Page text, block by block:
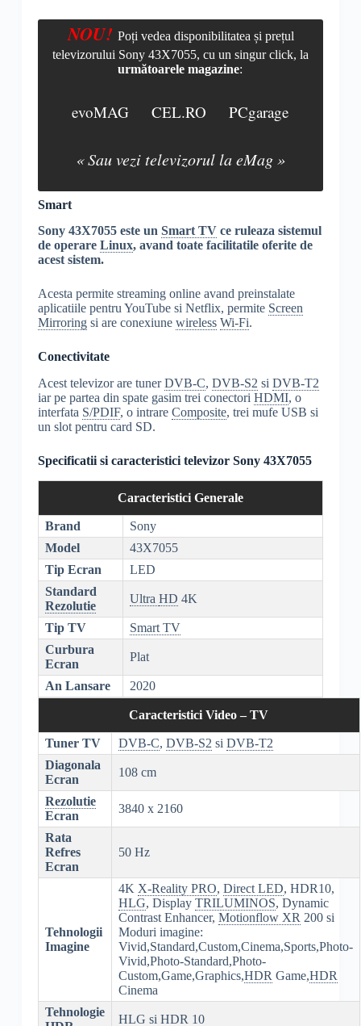
NOU! Poți vedea disponibilitatea și prețul
televizorului Sony 43X7055, cu un singur click, la
următoarele magazine:
evoMAG CEL.RO PCgarage
« Sau vezi televizorul la eMag »
Smart
Sony 43X7055 este un Smart TVce ruleaza sistemul
de operare Linux, avand toate facilitatile oferite de
acest sistem.
Acesta permite streaming online avand preinstalate
aplicatiile pentru YouTube si Netflix, permite Screen
Mirroringsi are conexiune wireless Wi-Fi.
Conectivitate
Acest televizor are tunerDVB-C, DVB-S2 si DVB-T2
iar pe partea din spate gasim trei conectori HDMI, o
interfata S/PDIF, o intrare Composite, trei mufe USB si
un slot pentru card SD.
Specificatii si caracteristici televizor Sony 43X7055
Caracteristici Generale
Brand
Sony
Model
43X7055
Tip Ecran
LED
Standard
Rezolutie
Ultra HD 4K
Tip TV
Smart TV
Curbura
Ecran
Plat
An Lansare 2020
Caracteristici Video – TV
Tuner TV DVB-C, DVB-S2 si DVB-T2
Diagonala
Ecran
108 cm
Rezolutie
Ecran
3840 x 2160
Rata
Refres
Ecran
50 Hz
Tehnologii
Imagine
4K X-Reality PRO, Direct LED, HDR10,
HLG, Display TRILUMINOS, Dynamic
Contrast Enhancer, Motionflow XR 200 si
Moduri imagine:
Vivid,Standard,Custom,Cinema,Sports,Photo-
Vivid,Photo-Standard,Photo-
Custom,Game,Graphics,HDR Game,HDR
Cinema
Tehnologie
HLG si HDR 10